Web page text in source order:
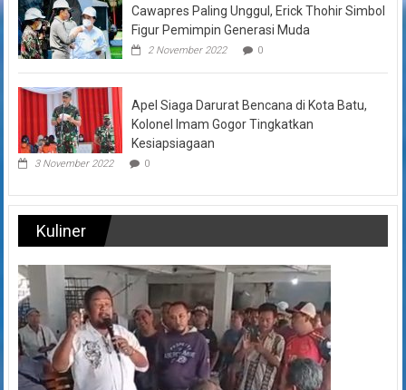
Cawapres Paling Unggul, Erick Thohir Simbol
Figur Pemimpin Generasi Muda
2 November 2022 0
Apel Siaga Darurat Bencana di Kota Batu,
Kolonel Imam Gogor Tingkatkan
Kesiapsiagaan
3 November 2022 0
Kuliner